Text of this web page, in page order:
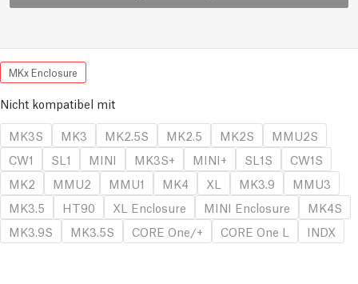
MKx Enclosure
Nicht kompatibel mit
MK3S
MK3 MK2.5S MK2.5 MK2S
MMU2S
CW1
SL1 MINI MK3S+ MINI+ SL1S
CW1S
MK2
MMU2 MMU1 MK4 XL MK3.9
MMU3
MK3.5
HT90 XL Enclosure MINI Enclosure
MK4S
MK3.9S
MK3.5S CORE One/+ CORE One L INDX